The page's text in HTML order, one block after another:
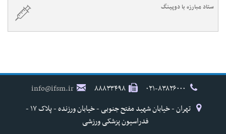
ستاد مبارزه با دوپینگ
۸۸۸۳۳۴۹۸
info@ifsm.ir
تهران - خیابان شهید مفتح جنوبی - خیابان ورزنده - پلاک ۱۷ -
فدراسیون پزشکی ورزشی